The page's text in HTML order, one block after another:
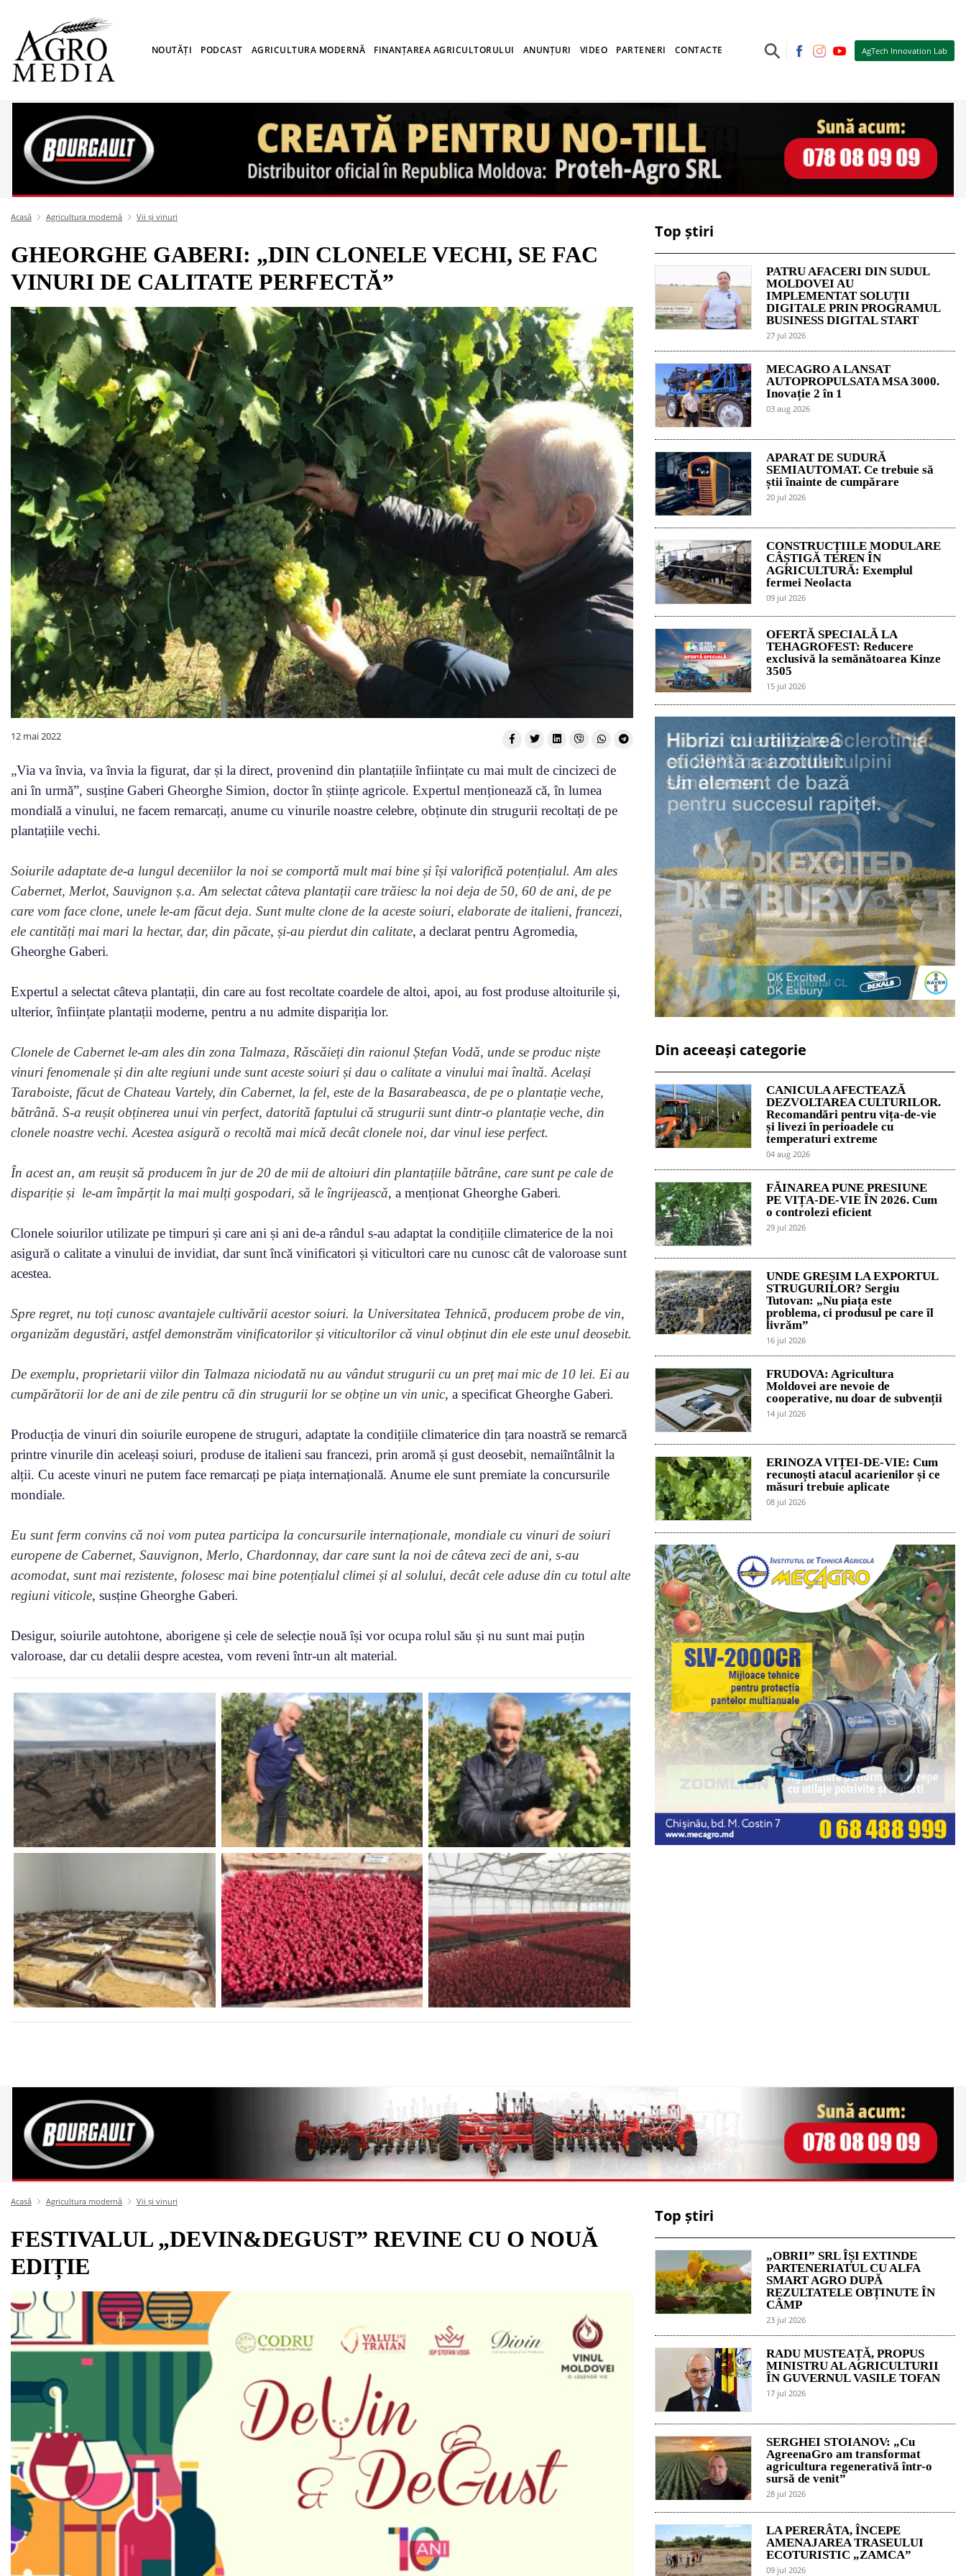
NOUTĂȚI PODCAST AGRICULTURA MODERNĂ FINANȚAREA AGRICULTORULUI ANUNȚURI VIDEO PARTENERI CONTACTE ⚲ AgTech Innovation Lab
Acasă Agricultura modernă Vii și vinuri
GHEORGHE GABERI: „DIN CLONELE VECHI, SE FAC
VINURI DE CALITATE PERFECTĂ”
12 mai 2022
„Via va învia, va învia la figurat, dar și la direct, provenind din plantațiile înființate cu mai mult de cincizeci de
ani în urmă”, susține Gaberi Gheorghe Simion, doctor în științe agricole. Expertul menționează că, în lumea
mondială a vinului, ne facem remarcați, anume cu vinurile noastre celebre, obținute din strugurii recoltați de pe
plantațiile vechi.
Soiurile adaptate de-a lungul deceniilor la noi se comportă mult mai bine și își valorifică potențialul. Am ales
Cabernet, Merlot, Sauvignon ș.a. Am selectat câteva plantații care trăiesc la noi deja de 50, 60 de ani, de pe
care vom face clone, unele le-am făcut deja. Sunt multe clone de la aceste soiuri, elaborate de italieni, francezi,
ele cantități mai mari la hectar, dar, din păcate, și-au pierdut din calitate, a declarat pentru Agromedia,
Gheorghe Gaberi.
Expertul a selectat câteva plantații, din care au fost recoltate coardele de altoi, apoi, au fost produse altoiturile și,
ulterior, înființate plantații moderne, pentru a nu admite dispariția lor.
Clonele de Cabernet le-am ales din zona Talmaza, Răscăieți din raionul Ștefan Vodă, unde se produc niște
vinuri fenomenale și din alte regiuni unde sunt aceste soiuri și dau o calitate a vinului mai înaltă. Același
Taraboiste, făcut de Chateau Vartely, din Cabernet, la fel, este de la Basarabeasca, de pe o plantație veche,
bătrână. S-a reușit obținerea unui vin perfect, datorită faptului că strugurii sunt dintr-o plantație veche, din
clonele noastre vechi. Acestea asigură o recoltă mai mică decât clonele noi, dar vinul iese perfect.
În acest an, am reușit să producem în jur de 20 de mii de altoiuri din plantațiile bătrâne, care sunt pe cale de
dispariție și le-am împărțit la mai mulți gospodari, să le îngrijească, a menționat Gheorghe Gaberi.
Clonele soiurilor utilizate pe timpuri și care ani și ani de-a rândul s-au adaptat la condițiile climaterice de la noi
asigură o calitate a vinului de invidiat, dar sunt încă vinificatori și viticultori care nu cunosc cât de valoroase sunt
acestea.
Spre regret, nu toți cunosc avantajele cultivării acestor soiuri. la Universitatea Tehnică, producem probe de vin,
organizăm degustări, astfel demonstrăm vinificatorilor și viticultorilor că vinul obținut din ele este unul deosebit.
De exemplu, proprietarii viilor din Talmaza niciodată nu au vândut strugurii cu un preț mai mic de 10 lei. Ei au
cumpărătorii lor de ani de zile pentru că din strugurii lor se obține un vin unic, a specificat Gheorghe Gaberi.
Producția de vinuri din soiurile europene de struguri, adaptate la condițiile climaterice din țara noastră se remarcă
printre vinurile din aceleași soiuri, produse de italieni sau francezi, prin aromă și gust deosebit, nemaiîntâlnit la
alții. Cu aceste vinuri ne putem face remarcați pe piața internațională. Anume ele sunt premiate la concursurile
mondiale.
Eu sunt ferm convins că noi vom putea participa la concursurile internaționale, mondiale cu vinuri de soiuri
europene de Cabernet, Sauvignon, Merlo, Chardonnay, dar care sunt la noi de câteva zeci de ani, s-au
acomodat, sunt mai rezistente, folosesc mai bine potențialul climei și al solului, decât cele aduse din cu totul alte
regiuni viticole, susține Gheorghe Gaberi.
Desigur, soiurile autohtone, aborigene și cele de selecție nouă își vor ocupa rolul său și nu sunt mai puțin
valoroase, dar cu detalii despre acestea, vom reveni într-un alt material.
Top știri
PATRU AFACERI DIN SUDUL
MOLDOVEI AU
IMPLEMENTAT SOLUȚII
DIGITALE PRIN PROGRAMUL
BUSINESS DIGITAL START
27 jul 2026
MECAGRO A LANSAT
AUTOPROPULSATA MSA 3000.
Inovație 2 în 1
03 aug 2026
APARAT DE SUDURĂ
SEMIAUTOMAT. Ce trebuie să
știi înainte de cumpărare
20 jul 2026
CONSTRUCȚIILE MODULARE
CÂȘTIGĂ TEREN ÎN
AGRICULTURĂ: Exemplul
fermei Neolacta
09 jul 2026
OFERTĂ SPECIALĂ LA
TEHAGROFEST: Reducere
exclusivă la semănătoarea Kinze
3505
15 jul 2026
Din aceeași categorie
CANICULA AFECTEAZĂ
DEZVOLTAREA CULTURILOR.
Recomandări pentru vița-de-vie
și livezi în perioadele cu
temperaturi extreme
04 aug 2026
FĂINAREA PUNE PRESIUNE
PE VIȚA-DE-VIE ÎN 2026. Cum
o controlezi eficient
29 jul 2026
UNDE GREȘIM LA EXPORTUL
STRUGURILOR? Sergiu
Tutovan: „Nu piața este
problema, ci produsul pe care îl
livrăm”
16 jul 2026
FRUDOVA: Agricultura
Moldovei are nevoie de
cooperative, nu doar de subvenții
14 jul 2026
ERINOZA VIȚEI-DE-VIE: Cum
recunoști atacul acarienilor și ce
măsuri trebuie aplicate
08 jul 2026
Acasă Agricultura modernă Vii și vinuri
FESTIVALUL „DEVIN&DEGUST” REVINE CU O NOUĂ
EDIȚIE
Top știri
„OBRII” SRL ÎȘI EXTINDE
PARTENERIATUL CU ALFA
SMART AGRO DUPĂ
REZULTATELE OBȚINUTE ÎN
CÂMP
23 jul 2026
RADU MUSTEAȚĂ, PROPUS
MINISTRU AL AGRICULTURII
ÎN GUVERNUL VASILE TOFAN
17 jul 2026
SERGHEI STOIANOV: „Cu
AgreenaGro am transformat
agricultura regenerativă într-o
sursă de venit”
28 jul 2026
LA PERERÂTA, ÎNCEPE
AMENAJAREA TRASEULUI
ECOTURISTIC „ZAMCA”
09 jul 2026